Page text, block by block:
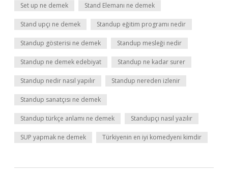
Set up ne demek Stand Elemanı ne demek
Stand upçı ne demek Standup eğitim programı nedir
Standup gösterisi ne demek Standup mesleği nedir
Standup ne demek edebiyat Standup ne kadar surer
Standup nedir nasıl yapılır Standup nereden izlenir
Standup sanatçısı ne demek
Standup türkçe anlamı ne demek Standupçı nasıl yazılır
SUP yapmak ne demek Türkiyenin en iyi komedyeni kimdir